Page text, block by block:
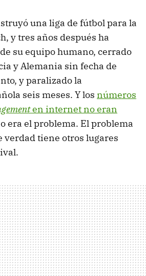
una liga de fútbol para la
y tres años después ha
su equipo humano, cerrado
y Alemania sin fecha de
y paralizado la
seis meses. Y los números
en internet no eran
era el problema. El problema
verdad tiene otros lugares